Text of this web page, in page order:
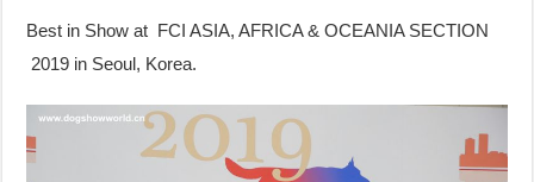
Best in Show at FCI ASIA, AFRICA & OCEANIA SECTION
2019 in Seoul, Korea.